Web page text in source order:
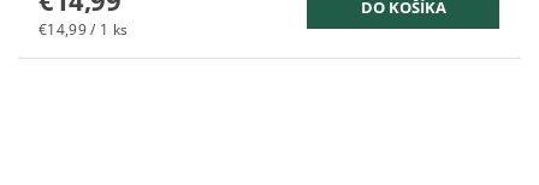
€14,99 / 1 ks